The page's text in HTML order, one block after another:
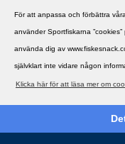
För att anpassa och förbättra
använder Sportfiskarna
använda dig av
självklart inte vidare någon
Klicka här för att läsa mer om